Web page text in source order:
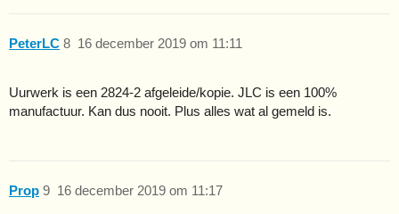
PeterLC 16 december 2019 om 11:11
8
Uurwerk is een 2824-2 afgeleide/kopie. JLC is een 100%
manufactuur. Kan dus nooit. Plus alles wat al gemeld is.
Prop 16 december 2019 om 11:17
9